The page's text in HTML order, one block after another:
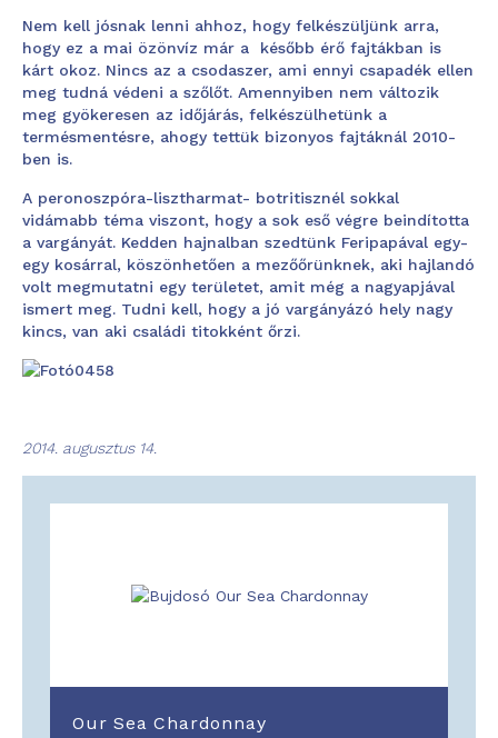
Nem kell jósnak lenni ahhoz, hogy felkészüljünk arra,
hogy ez a mai özönvíz már a később érő fajtákban is
kárt okoz. Nincs az a csodaszer, ami ennyi csapadék ellen
meg tudná védeni a szőlőt. Amennyiben nem változik
meg gyökeresen az időjárás, felkészülhetünk a
termésmentésre, ahogy tettük bizonyos fajtáknál 2010-
ben is.
A peronoszpóra-lisztharmat- botritisznél sokkal
vidámabb téma viszont, hogy a sok eső végre beindította
a vargányát. Kedden hajnalban szedtünk Feripapával egy-
egy kosárral, köszönhetően a mezőőrünknek, aki hajlandó
volt megmutatni egy területet, amit még a nagyapjával
ismert meg. Tudni kell, hogy a jó vargányázó hely nagy
kincs, van aki családi titokként őrzi.
2014. augusztus 14.
Our Sea Chardonnay